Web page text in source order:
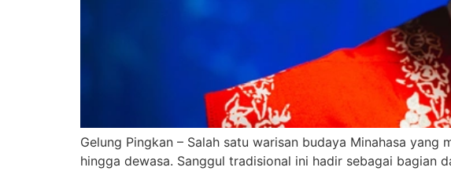
Gelung Pingkan – Salah satu warisan budaya Minahasa
hingga dewasa. Sanggul tradisional ini hadir sebagai bagian